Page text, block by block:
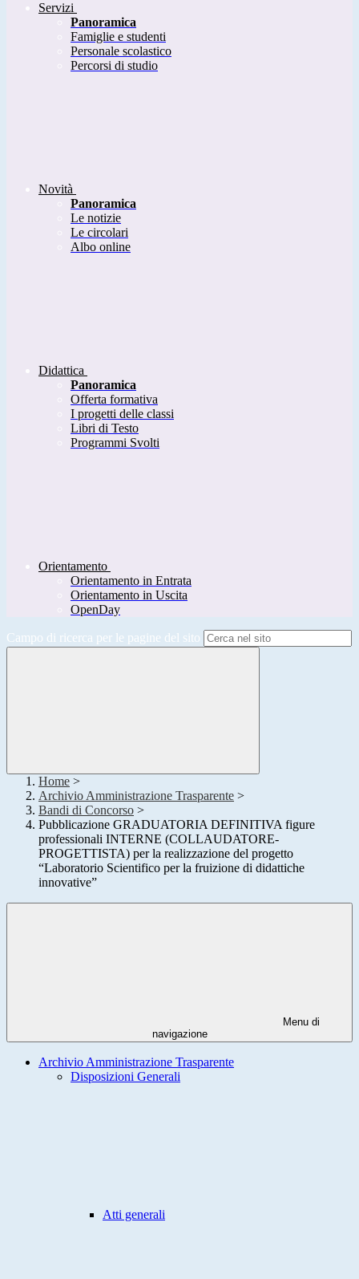
Servizi
Panoramica
Famiglie e studenti
Personale scolastico
Percorsi di studio
Novità
Panoramica
Le notizie
Le circolari
Albo online
Didattica
Panoramica
Offerta formativa
I progetti delle classi
Libri di Testo
Programmi Svolti
Orientamento
Orientamento in Entrata
Orientamento in Uscita
OpenDay
Campo di ricerca per le pagine del sito
Home >
Archivio Amministrazione Trasparente >
Bandi di Concorso >
Pubblicazione GRADUATORIA DEFINITIVA figure
professionali INTERNE (COLLAUDATORE-
PROGETTISTA) per la realizzazione del progetto
“Laboratorio Scientifico per la fruizione di didattiche
innovative”
Menu di
navigazione
Archivio Amministrazione Trasparente
Disposizioni Generali
Atti generali